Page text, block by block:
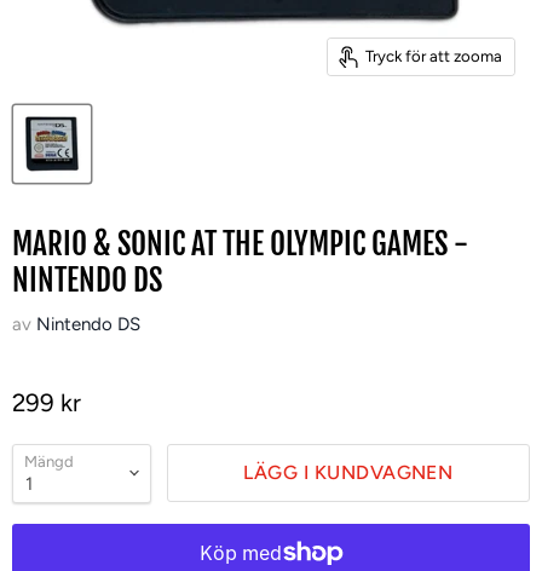
Tryck för att zooma
MARIO & SONIC AT THE OLYMPIC GAMES -
NINTENDO DS
av Nintendo DS
299 kr
Mängd LÄGG I KUNDVAGNEN